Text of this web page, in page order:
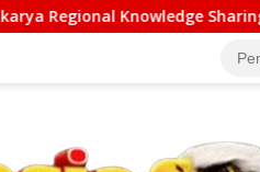
of ASEAN Guiding